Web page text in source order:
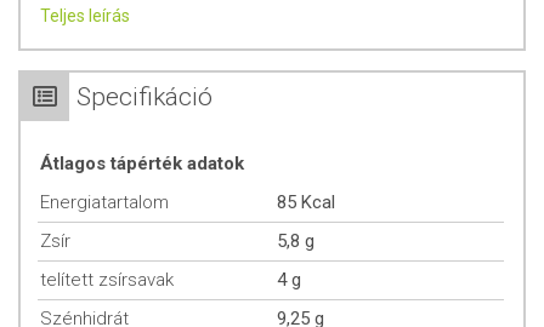
Vegán
Élelmi rostban gazdag
38%-kal csökkentett szénhidráttartalom
ÖSSZETEVŐK
Élelmi rostok (inulin, polidextróz, dextrin), édesítőszerek (eritrit,
szteviol glikozidok), nedvesítőszer (glicerin), növényi zsír (pálmazsír),
növényi rost koncentrátum (kókusz), kakaómassza, kakaópor,
kakaóvaj, meggy sűrítmény, zselésítő anyag (pektin), étkezési sav
Teljes leírás
Specifikáció
Átlagos tápérték adatok
Energiatartalom
85 Kcal
Zsír
5,8 g
telített zsírsavak
4 g
Szénhidrát
9,25 g